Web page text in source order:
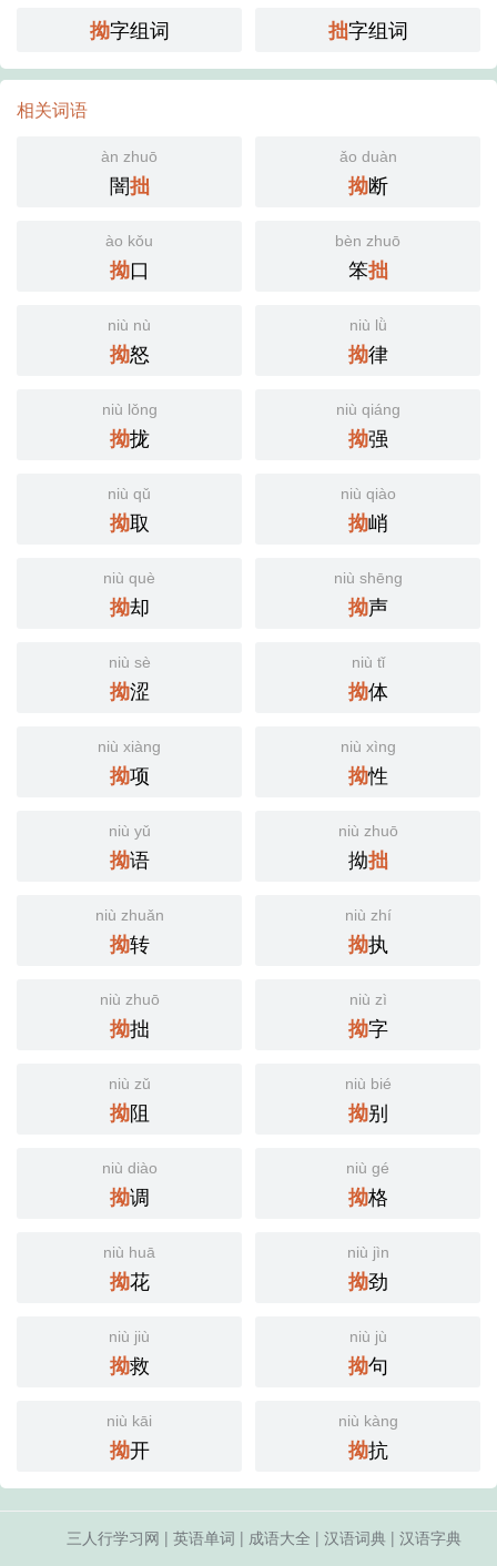
拗字组词 拙字组词
相关词语
àn zhuō
闇拙
ǎo duàn
拗断
ào kǒu
拗口
bèn zhuō
笨拙
niù nù
拗怒
niù lǜ
拗律
niù lǒng
拗拢
niù qiáng
拗强
niù qǔ
拗取
niù qiào
拗峭
niù què
拗却
niù shēng
拗声
niù sè
拗涩
niù tǐ
拗体
niù xiàng
拗项
niù xìng
拗性
niù yǔ
拗语
niù zhuō
拗拙
niù zhuǎn
拗转
niù zhí
拗执
niù zhuō
拗拙
niù zì
拗字
niù zǔ
拗阻
niù bié
拗别
niù diào
拗调
niù gé
拗格
niù huā
拗花
niù jìn
拗劲
niù jiù
拗救
niù jù
拗句
niù kāi
拗开
niù kàng
拗抗
三人行学习网 | 英语单词 | 成语大全 | 汉语词典 | 汉语字典